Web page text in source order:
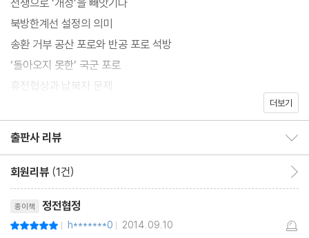
북방한계선 설정의 의미
송환 거부 공산 포로와 반공 포로 석방
‘돌아오지 못한’ 국군 포로
휴전협상과 납북자 문제
정전체제의 평화체제로 전환
"
더보기
출판사 리뷰
회원리뷰 (1건)
종이책 정전협정
| h*******0 | 2014.09.10